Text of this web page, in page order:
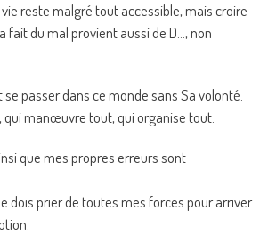
reste malgré tout accessible, mais croire
fait du mal provient aussi de D…, non
passer dans ce monde sans Sa volonté.
qui manœuvre tout, qui organise tout.
que mes propres erreurs sont
dois prier de toutes mes forces pour arriver